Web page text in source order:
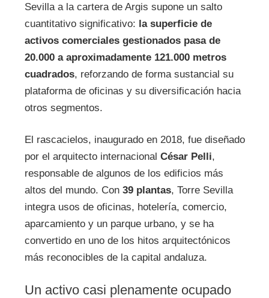
Sevilla a la cartera de Argis supone un salto
cuantitativo significativo: la superficie de
activos comerciales gestionados pasa de
20.000 a aproximadamente 121.000 metros
cuadrados, reforzando de forma sustancial su
plataforma de oficinas y su diversificación hacia
otros segmentos.
El rascacielos, inaugurado en 2018, fue diseñado
por el arquitecto internacional César Pelli,
responsable de algunos de los edificios más
altos del mundo. Con 39 plantas, Torre Sevilla
integra usos de oficinas, hotelería, comercio,
aparcamiento y un parque urbano, y se ha
convertido en uno de los hitos arquitectónicos
más reconocibles de la capital andaluza.
Un activo casi plenamente ocupado